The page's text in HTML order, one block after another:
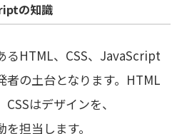
の知識
るHTML、CSS、JavaScript
者の土台となります。HTML
はデザインを、
担当します。